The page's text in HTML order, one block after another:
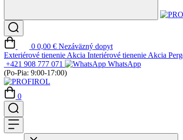
0 0,00 € Nezáväzný dopyt
Exteriérové tienenie Akcia Interiérové tienenie Akcia
+421 908 777 071
WhatsApp
(Po-Pia: 9:00-17:00)
0